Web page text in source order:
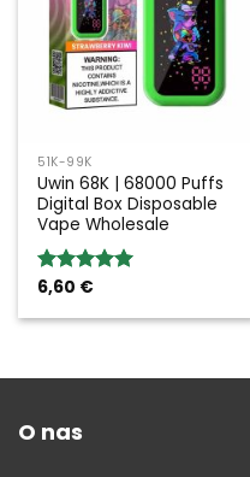
51K-99K
Uwin 68K | 68000 Puffs
Digital Box Disposable
Vape Wholesale
Rated5.00
6,60 €
O nas